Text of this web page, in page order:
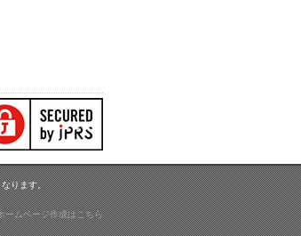
ります。
ームページ作成はこちら